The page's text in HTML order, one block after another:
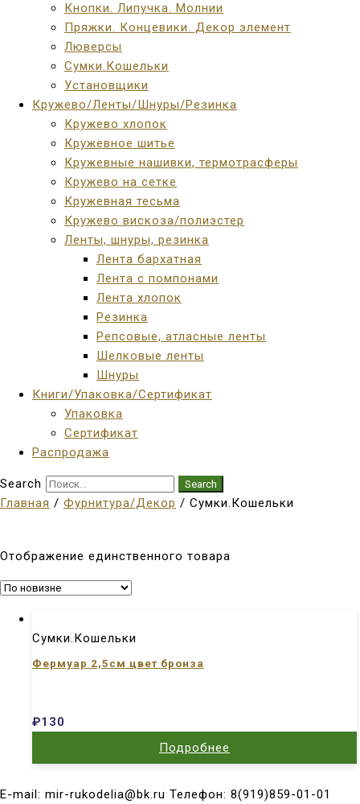
Кнопки. Липучка. Молнии
Пряжки. Концевики. Декор элемент
Люверсы
Сумки.Кошельки
Установщики
Кружево/Ленты/Шнуры/Резинка
Кружево хлопок
Кружевное шитье
Кружевные нашивки, термотрасферы
Кружево на сетке
Кружевная тесьма
Кружево вискоза/полиэстер
Ленты, шнуры, резинка
Лента бархатная
Лента с помпонами
Лента хлопок
Резинка
Репсовые, атласные ленты
Шелковые ленты
Шнуры
Книги/Упаковка/Сертификат
Упаковка
Сертификат
Распродажа
Search Search
Главная / Фурнитура/Декор / Сумки.Кошельки
Отображение единственного товара
Сумки.Кошельки
Фермуар 2,5см цвет бронза
₽130
Подробнее
E-mail: mir-rukodelia@bk.ru Телефон: 8(919)859-01-01